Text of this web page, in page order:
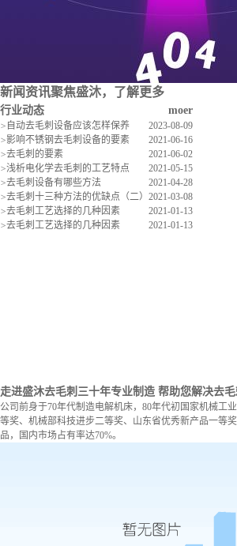
新闻资讯聚焦盛沐，了解更多
moer
行业动态
2023-08-09
> 自动去毛刺设备应该怎样保养
2021-06-16
>影响不锈钢去毛刺设备的要素
2021-06-02
>去毛刺的要素
2021-05-15
>浅析电化学去毛刺的工艺特点
2021-04-28
>去毛刺设备有哪些方法
2021-03-08
>去毛刺十三种方法的优缺点（二）
2021-01-13
>去毛刺工艺选择的几种因素
2021-01-13
>去毛刺工艺选择的几种因素
走进盛沐去毛刺 三十年专业制造 帮助您解决去
公司前身于70年代制造电解机床，80年代初国家机械工
等奖、机械部科技进步二等奖、山东省优秀新产品一等
品，国内市场占有率达70%。